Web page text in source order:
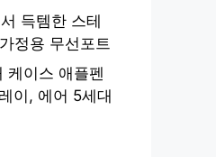
득템한 스테
정용 무선포트
케이스 애플펜
이, 에어 5세대